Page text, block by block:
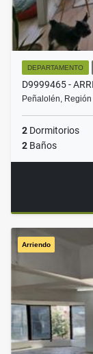
DEPARTAMENTO
D9999465 -
Peñalolén,
2 Dormitorios
2 Baños
Arriendo